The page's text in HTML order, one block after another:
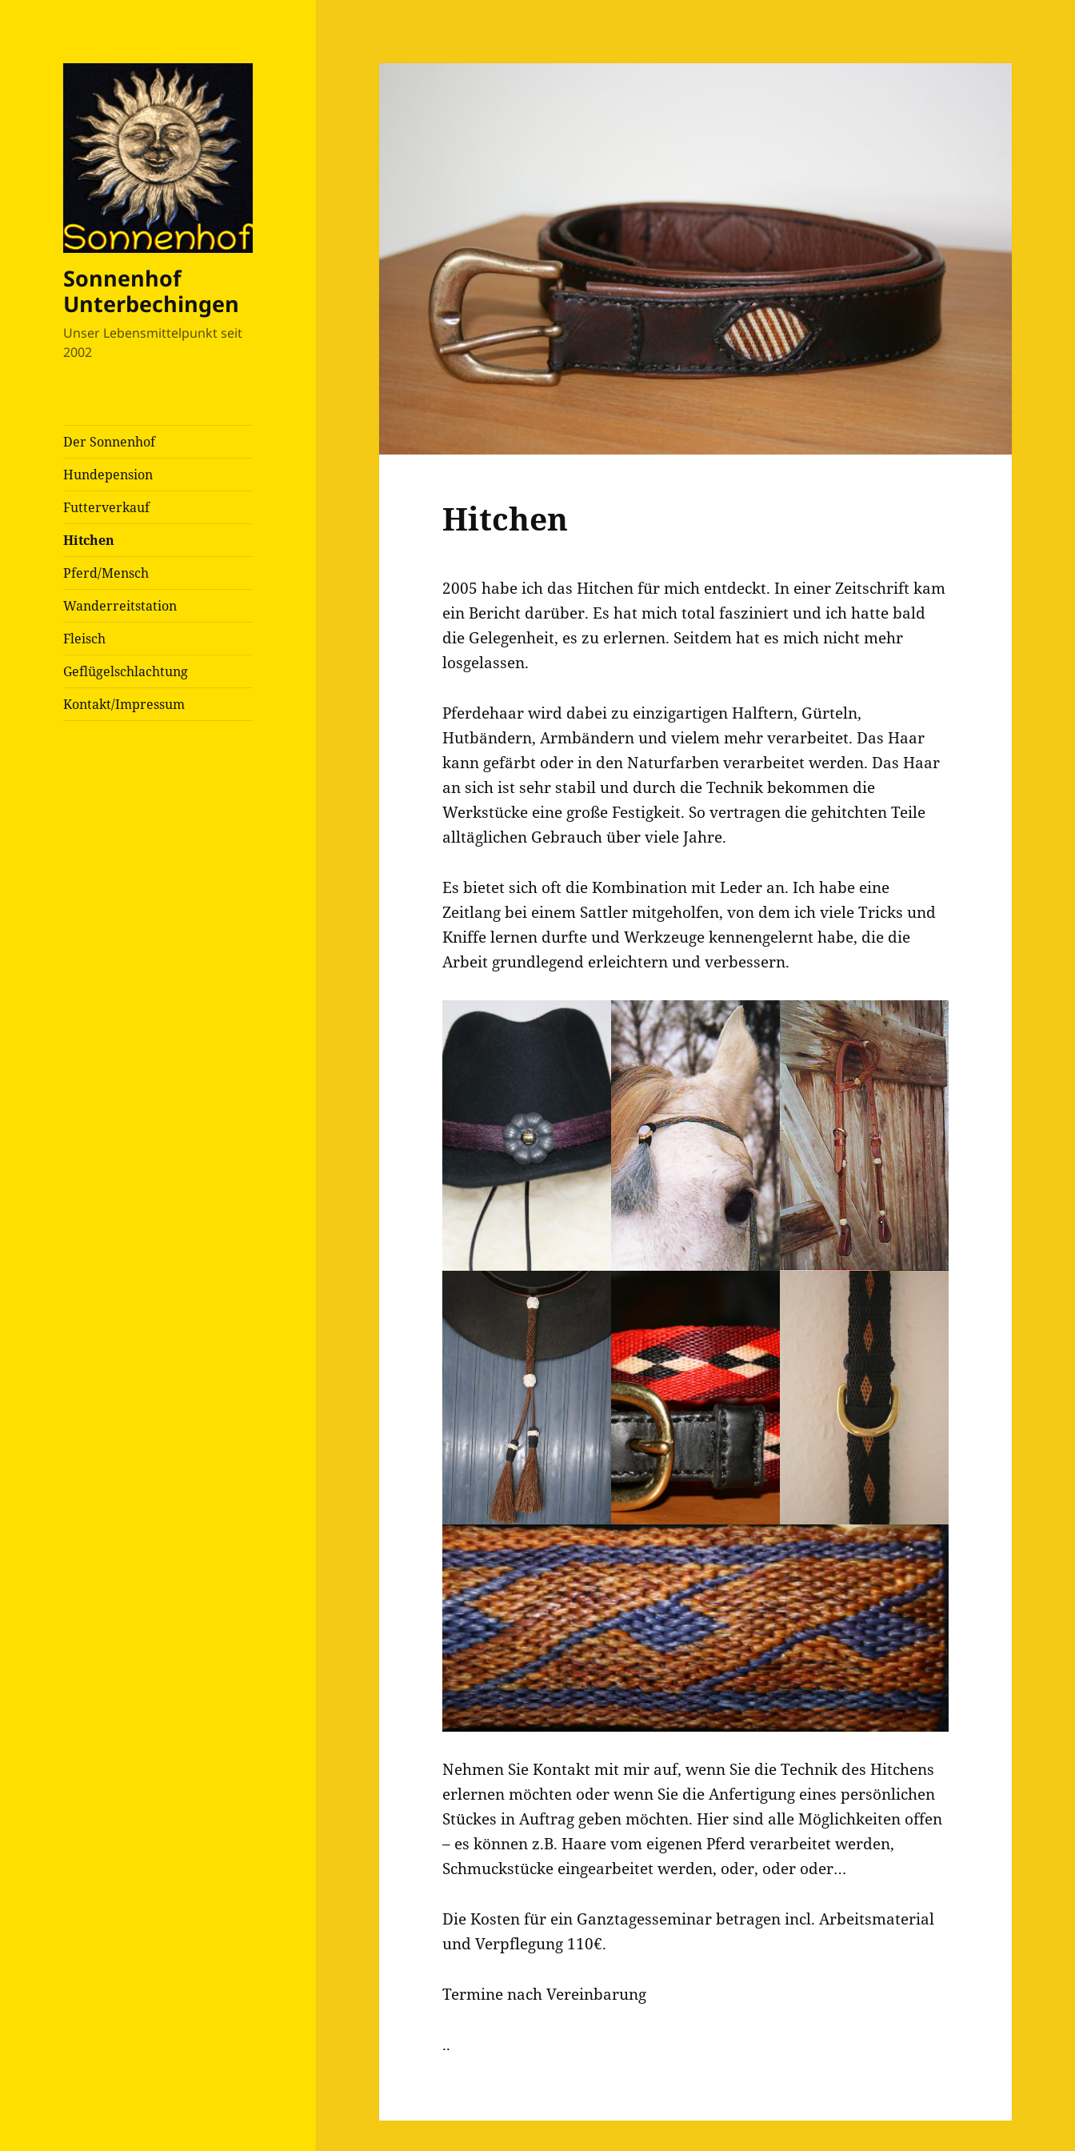
Sonnenhof
Unterbechingen
Unser Lebensmittelpunkt seit
2002
Der Sonnenhof
Hundepension
Futterverkauf
Hitchen
Pferd/Mensch
Wanderreitstation
Fleisch
Geflügelschlachtung
Kontakt/Impressum
Hitchen
2005 habe ich das Hitchen für mich entdeckt. In einer Zeitschrift kam
ein Bericht darüber. Es hat mich total fasziniert und ich hatte bald
die Gelegenheit, es zu erlernen. Seitdem hat es mich nicht mehr
losgelassen.
Pferdehaar wird dabei zu einzigartigen Halftern, Gürteln,
Hutbändern, Armbändern und vielem mehr verarbeitet. Das Haar
kann gefärbt oder in den Naturfarben verarbeitet werden. Das Haar
an sich ist sehr stabil und durch die Technik bekommen die
Werkstücke eine große Festigkeit. So vertragen die gehitchten Teile
alltäglichen Gebrauch über viele Jahre.
Es bietet sich oft die Kombination mit Leder an. Ich habe eine
Zeitlang bei einem Sattler mitgeholfen, von dem ich viele Tricks und
Kniffe lernen durfte und Werkzeuge kennengelernt habe, die die
Arbeit grundlegend erleichtern und verbessern.
Nehmen Sie Kontakt mit mir auf, wenn Sie die Technik des Hitchens
erlernen möchten oder wenn Sie die Anfertigung eines persönlichen
Stückes in Auftrag geben möchten. Hier sind alle Möglichkeiten offen
– es können z.B. Haare vom eigenen Pferd verarbeitet werden,
Schmuckstücke eingearbeitet werden, oder, oder oder…
Die Kosten für ein Ganztagesseminar betragen incl. Arbeitsmaterial
und Verpflegung 110€.
Termine nach Vereinbarung
..